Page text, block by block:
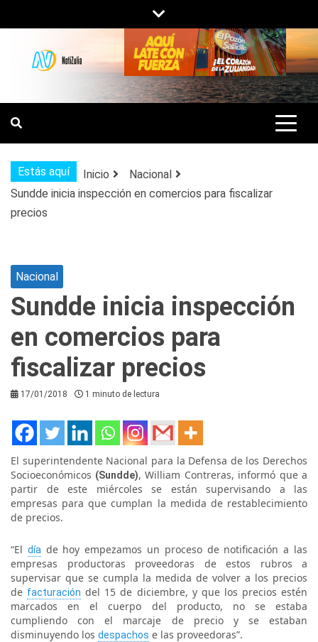
al
contenido
NOTIZULIA
NOTICIAS DEL ZULIA, VENEZUELA Y
DE INTERÉS GENERAL.
Estás aquí Inicio
Nacional
Sundde inicia inspección en comercios para fiscalizar
precios
Nacional
Sundde inicia inspección
en comercios para
fiscalizar precios
17/01/2018 1 minuto de lectura
El superintendente Nacional para la Defensa de los Derechos
Socioeconómicos (Sundde), William Contreras, informó que a
partir de este miércoles se están supervisando a las
empresas para que cumplan la medida de restablecimiento
de precios.
“El día de hoy empezamos un proceso de notificación a las
empresas productoras proveedoras de estos rubros a
supervisar que se cumpla la medida de volver a los precios
de facturación del 15 de diciembre, y que los precios estén
marcados en el cuerpo del producto, no se estaba
cumpliendo con el marcaje de precio y se estaban
disminuyendo los despachos e las proveedoras”.